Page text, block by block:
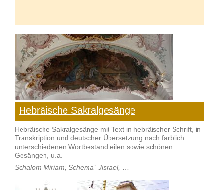
Hebräische Sakralgesänge
Hebräische Sakralgesänge mit Text in hebräischer Schrift, in
Transkription und deutscher Übersetzung nach farblich
unterschiedenen Wortbestandteilen sowie schönen
Gesängen, u.a.
Schalom Miriam; Schema` Jisrael,